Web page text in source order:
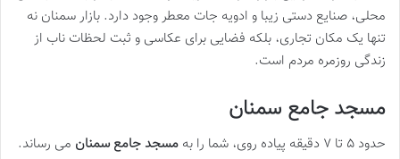
محلی، صنایع دستی زیبا و ادویه جات معطر وجود دارد. بازار سمنان نه
تنها یک مکان تجاری، بلکه فضایی برای عکاسی و ثبت لحظات ناب از
زندگی روزمره مردم است.
مسجد جامع سمنان
حدود ۵ تا ۷ دقیقه پیاده روی، شما را به مسجد جامع سمنان می رساند.